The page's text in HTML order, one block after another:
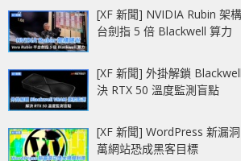
[XF 新聞] NVIDIA Rubin 架
台劍指 5 倍 Blackwell 算力
[XF 新聞] 外掛解鎖
決 RTX 50 溫度監測盲點
[XF 新聞] WordPress 新漏
萬網站恐成黑客目標